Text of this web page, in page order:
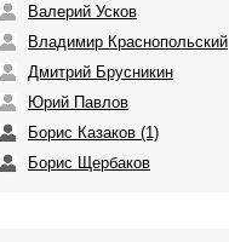
Валерий Усков
Владимир Краснопольский
Дмитрий Брусникин
Юрий Павлов
Борис Казаков (1)
Борис Щербаков